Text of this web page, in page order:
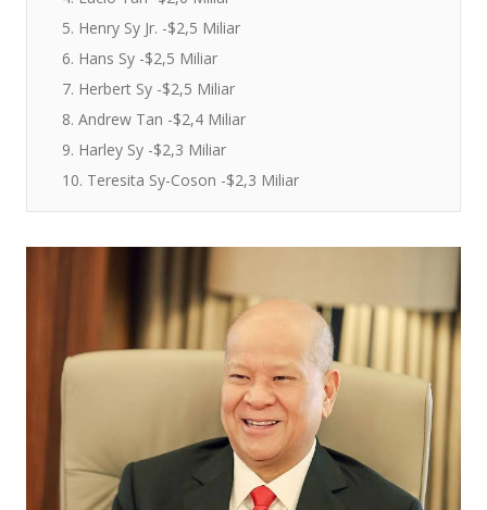
5. Henry Sy Jr. -$2,5 Miliar
6. Hans Sy -$2,5 Miliar
7. Herbert Sy -$2,5 Miliar
8. Andrew Tan -$2,4 Miliar
9. Harley Sy -$2,3 Miliar
10. Teresita Sy-Coson -$2,3 Miliar